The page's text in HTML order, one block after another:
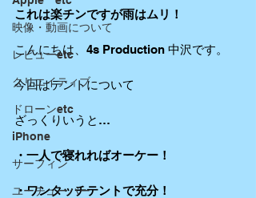
映像・動画について
レビューetc
クリエイティブ
ドローンetc
iPhone
サーフィン
ユーチューバー
これは楽チンですが雨はムリ！
こんにちは、4s Production 中沢です。
今回はテントについて
ざっくりいうと…
・一人で寝れればオーケー！
・ワンタッチテントで充分！